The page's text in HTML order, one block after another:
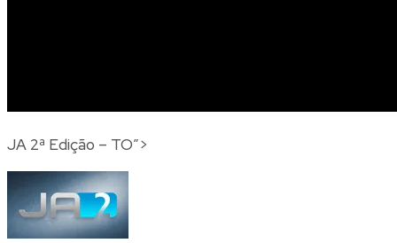
JA 2ª Edição – TO”>